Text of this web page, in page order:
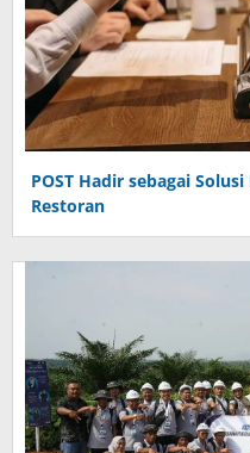
POST Hadir sebagai
Restoran